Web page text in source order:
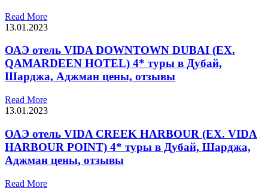
Read More
13.01.2023
ОАЭ отель VIDA DOWNTOWN DUBAI (EX.
QAMARDEEN HOTEL) 4* туры в Дубай,
Шарджа, Аджман цены, отзывы
Read More
13.01.2023
ОАЭ отель VIDA CREEK HARBOUR (EX. VIDA
HARBOUR POINT) 4* туры в Дубай, Шарджа,
Аджман цены, отзывы
Read More